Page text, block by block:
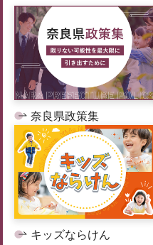
奈良県政策集
キッズならけん